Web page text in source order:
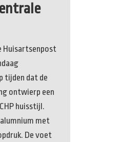
Huisartsenpost
tijden dat de
ontwierp een
huisstijl.
met
De voet